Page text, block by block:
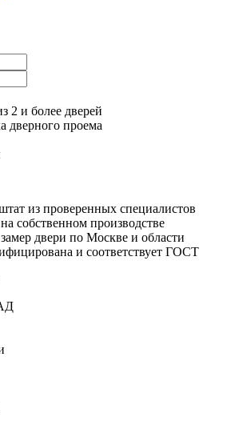
2 и более дверей
дверного проема
из проверенных специалистов
собственном производстве
двери по Москве и области
и соответствует ГОСТ